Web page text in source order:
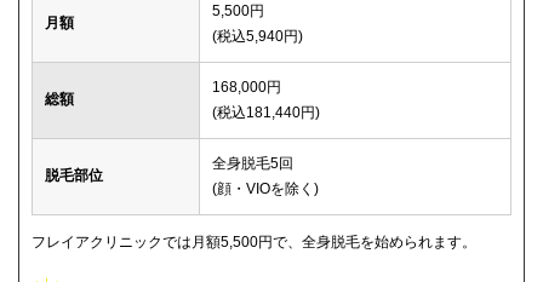
月額
5,500円
(税込5,940円)
総額
168,000円
(税込181,440円)
脱毛部位
全身脱毛5回
(顔・VIOを除く)
フレイアクリニックでは月額5,500円で、全身脱毛を始められます。